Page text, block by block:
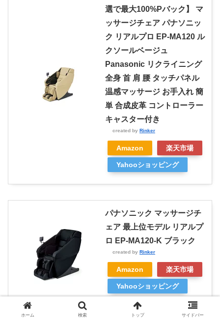
選で最大100%Pバック】 マ
ッサージチェア パナソニッ
ク リアルプロ EP-MA120 ル
クソールベージュ
Panasonic リクライニング
全身 首 肩 腰 タッチパネル
温感マッサージ お手入れ 簡
単 合成皮革 コントローラー
キャスター付き
created by Rinker
Amazon 楽天市場
Yahooショッピング
パナソニック マッサージチ
ェア 最上位モデル リアルプ
ロ EP-MA120-K ブラック
created by Rinker
Amazon 楽天市場
Yahooショッピング
ホーム 検索 トップ サイドバー